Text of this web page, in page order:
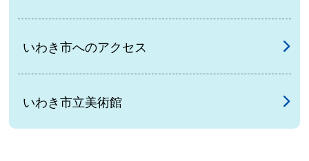
いわき市へのアクセス
いわき市立美術館